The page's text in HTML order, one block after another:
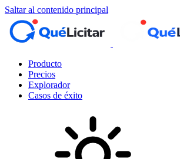
Saltar al contenido principal
Producto
Precios
Explorador
Casos de éxito